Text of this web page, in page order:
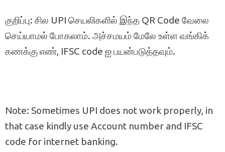
குறிப்பு: சில UPI செயலிகளில் இந்த QR Code வேலை
செய்யாமல் போகலாம். அச்சமயம் மேலே உள்ள வங்கிக்
கணக்கு எண், IFSC code ஐ பயன்படுத்தவும்.
Note: Sometimes UPI does not work properly, in
that case kindly use Account number and IFSC
code for internet banking.